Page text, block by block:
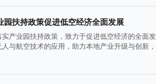
园扶持政策促进低空经济全面发展
产业园扶持政策，致力于促进低空经济的全面
与航空技术的应用，助力本地产业升级与创新